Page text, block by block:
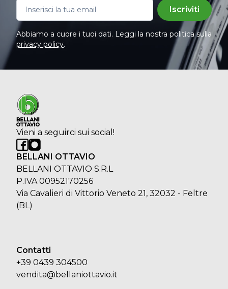
Iscriviti
Abbiamo a cuore i tuoi dati. Leggi la nostra politica sulla
privacy policy.
Vieni a seguirci sui social!
BELLANI OTTAVIO
BELLANI OTTAVIO S.R.L
P.IVA 00952170256
Via Cavalieri di Vittorio Veneto 21, 32032 - Feltre
(BL)
Contatti
+39 0439 304500
vendita@bellaniottavio.it